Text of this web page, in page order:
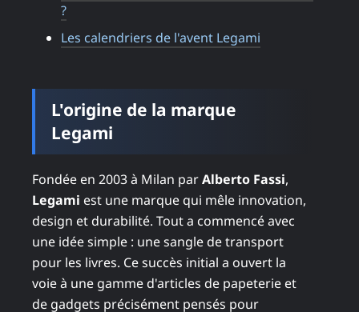
?
Les calendriers de l'avent Legami
L'origine de la marque
Legami
Fondée en 2003 à Milan parAlberto Fassi,
Legami est une marque qui mêle innovation,
design et durabilité. Tout a commencé avec
une idée simple : une sangle de transport
pour les livres. Ce succès initial a ouvert la
voie à une gamme d'articles de papeterie et
de gadgets précisément pensés pour